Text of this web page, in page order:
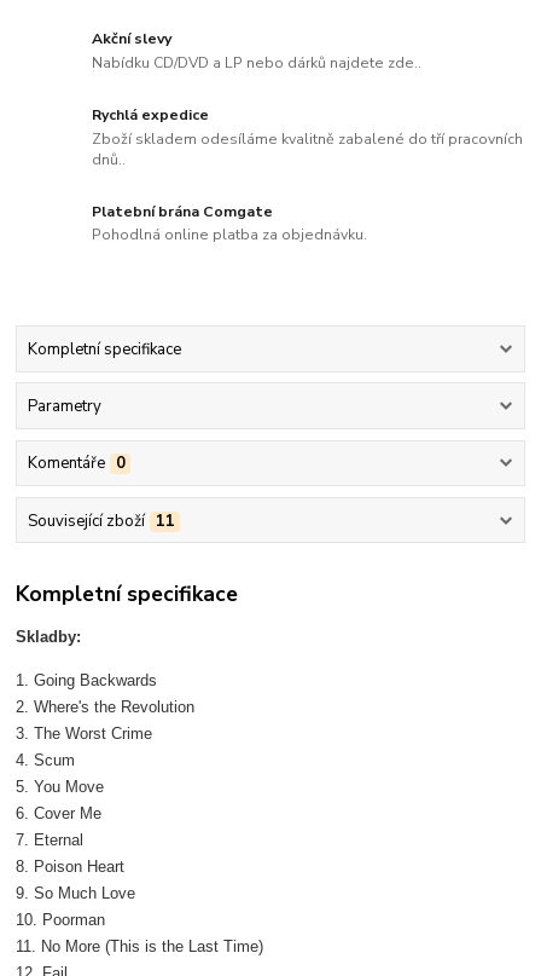
Akční slevy
Nabídku CD/DVD a LP nebo dárků najdete zde..
Rychlá expedice
Zboží skladem odesíláme kvalitně zabalené do tří pracovních
dnů..
Platební brána Comgate
Pohodlná online platba za objednávku.
Kompletní specifikace
Parametry
Komentáře 0
Související zboží 11
Kompletní specifikace
Skladby:
1. Going Backwards
2. Where's the Revolution
3. The Worst Crime
4. Scum
5. You Move
6. Cover Me
7. Eternal
8. Poison Heart
9. So Much Love
10. Poorman
11. No More (This is the Last Time)